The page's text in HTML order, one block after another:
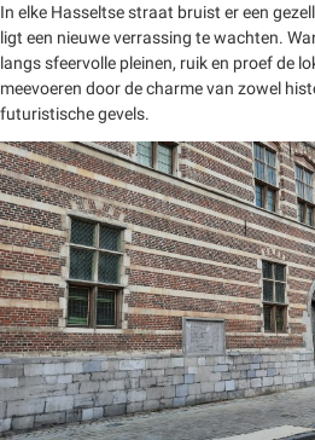
In elke Hasseltse straat bruist er een
ligt een nieuwe verrassing te wachten.
langs sfeervolle pleinen, ruik en proef de
meevoeren door de charme van zowel
futuristische gevels.